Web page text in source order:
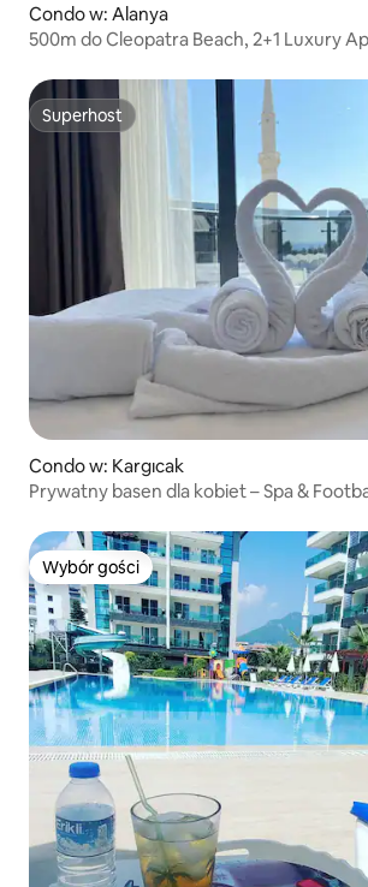
Condo w: Alanya
500m do Cleopatra Beach, 2+1 Luxury
Superhost
Superhost
Condo w: Kargıcak
Prywatny basen dla kobiet – Spa &
Wybór gości
Wybór gości